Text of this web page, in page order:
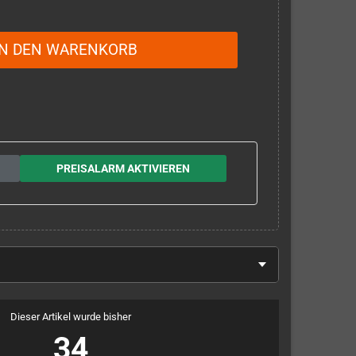
DEN WARENKORB
PREISALARM AKTIVIEREN
Dieser Artikel wurde bisher